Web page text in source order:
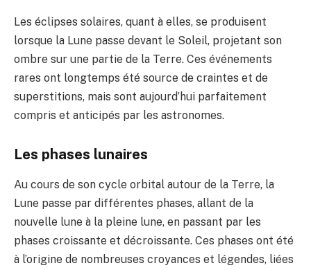
Les éclipses solaires, quant à elles, se produisent
lorsque la Lune passe devant le Soleil, projetant son
ombre sur une partie de la Terre. Ces événements
rares ont longtemps été source de craintes et de
superstitions, mais sont aujourd’hui parfaitement
compris et anticipés par les astronomes.
Les phases lunaires
Au cours de son cycle orbital autour de la Terre, la
Lune passe par différentes phases, allant de la
nouvelle lune à la pleine lune, en passant par les
phases croissante et décroissante. Ces phases ont été
à l’origine de nombreuses croyances et légendes, liées